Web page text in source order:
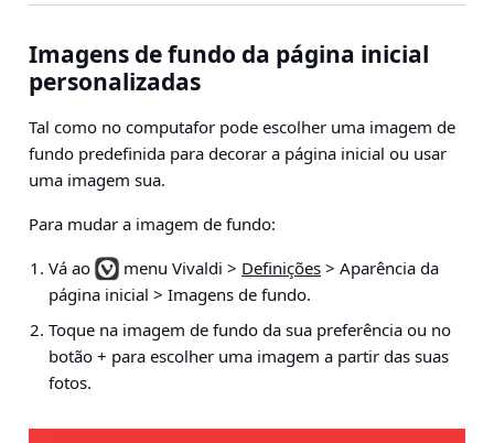
Imagens de fundo da página inicial
personalizadas
Tal como no computafor pode escolher uma imagem de
fundo predefinida para decorar a página inicial ou usar
uma imagem sua.
Para mudar a imagem de fundo:
Vá ao
menu Vivaldi > Definições > Aparência da
página inicial > Imagens de fundo.
Toque na imagem de fundo da sua preferência ou no
botão + para escolher uma imagem a partir das suas
fotos.